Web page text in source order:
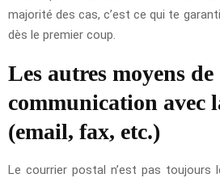
majorité des cas, c’est ce qui te
dès le premier coup.
Les autres moyens de
communication avec
(email, fax, etc.)
Le courrier postal n’est pas toujours